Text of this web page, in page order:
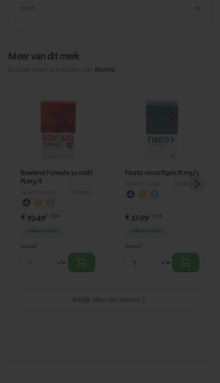
zout 0
Meer van dit merk
Ontdek meer producten van Marma
Toegevoegd
PL1113/6
Rowland Formule 300tabl
PL1113/6
€ 93,49/ stuk
-10%per 6 stuks
Aantal
Finato 100softgels PL1113/3
VITAMINES EN SUPPLEMENTEN
€ 37,99/ stuk
-10%per 6 stuks
Aantal
Bekijk alles van Marma